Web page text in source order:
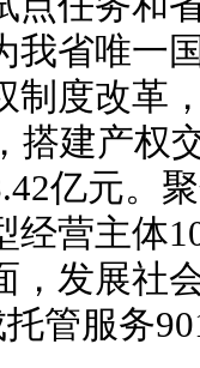
我省唯一
制度改革
搭建产权
亿元。
经营主体
，发展社
管服务